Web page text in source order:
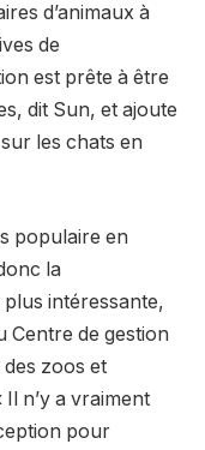
d’animaux à
de
est prête à être
dit Sun, et ajoute
les chats en
populaire en
la
intéressante,
Centre de gestion
zoos et
n’y a vraiment
pour